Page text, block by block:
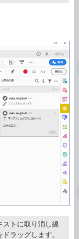
ストに取り消し線
ラッグします。